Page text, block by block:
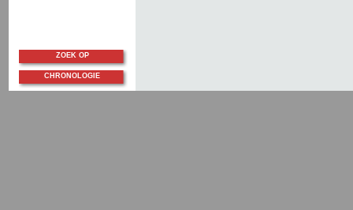
ZOEK OP
CHRONOLOGIE